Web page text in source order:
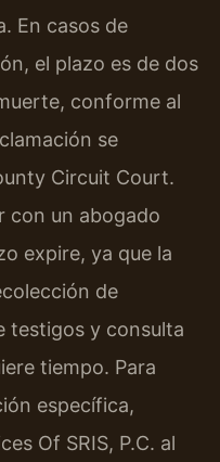
En casos de
el plazo es de dos
conforme al
se
Circuit Court.
con un abogado
expire, ya que la
de
testigos y consulta
tiempo. Para
específica,
Of SRIS, P.C. al